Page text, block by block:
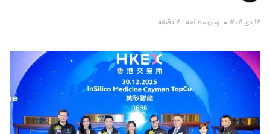
۱۴ دی ۱۴۰۴ زمان مطالعه : ۴ دقیقه